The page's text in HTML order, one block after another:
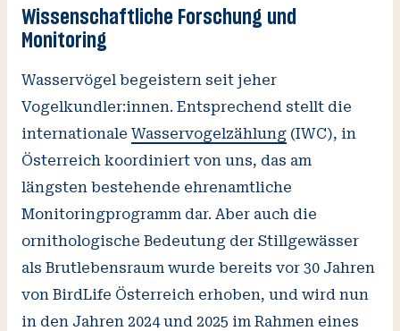
Wissenschaftliche Forschung und
Monitoring
Wasservögel begeistern seit jeher
Vogelkundler:innen. Entsprechend stellt die
internationale Wasservogelzählung (IWC), in
Österreich koordiniert von uns, das am
längsten bestehende ehrenamtliche
Monitoringprogramm dar. Aber auch die
ornithologische Bedeutung der Stillgewässer
als Brutlebensraum wurde bereits vor 30 Jahren
von BirdLife Österreich erhoben, und wird nun
in den Jahren 2024 und 2025 im Rahmen eines